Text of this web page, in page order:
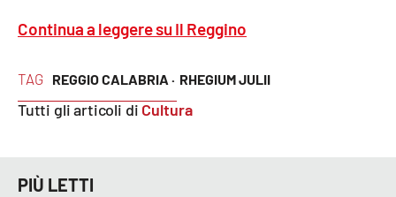
LaC Network
LaC OnAir
Catanzaro
TAG REGGIO CALABRIA · RHEGIUM JULII
Tutti gli articoli di Cultura
Continua a leggere su Il Reggino
PIÙ LETTI